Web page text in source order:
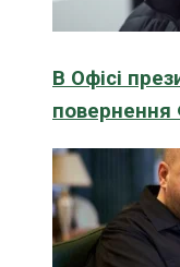
В Офісі